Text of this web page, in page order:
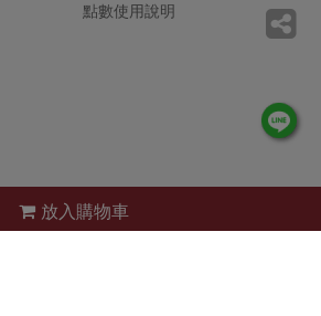
點數使用說明
All rights reserved. 系統：
放入購物車